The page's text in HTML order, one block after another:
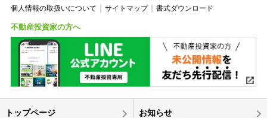
個人情報の取扱いについて
サイトマップ 書式ダウンロード
不動産投資家の方へ
トップページ お知らせ